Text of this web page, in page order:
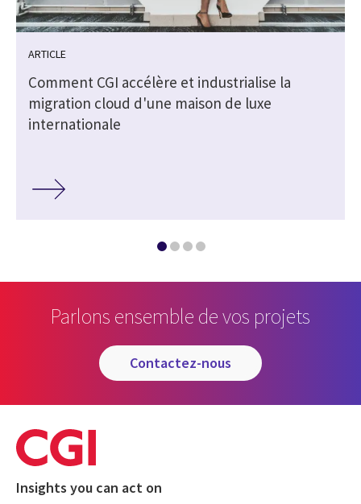
ARTICLE
Comment CGI accélère et industrialise la
migration cloud d'une maison de luxe
internationale
Parlons ensemble de vos projets
contactez-nous
Insights you can act on